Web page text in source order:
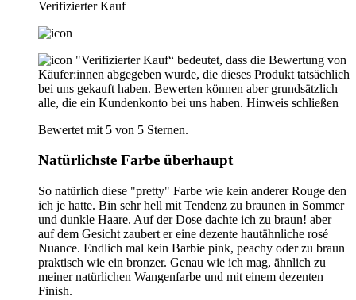
Verifizierter Kauf
"Verifizierter Kauf“ bedeutet, dass die Bewertung von
Käufer:innen abgegeben wurde, die dieses Produkt tatsächlich
bei uns gekauft haben. Bewerten können aber grundsätzlich
alle, die ein Kundenkonto bei uns haben. Hinweis schließen
Bewertet mit 5 von 5 Sternen.
Natürlichste Farbe überhaupt
So natürlich diese "pretty" Farbe wie kein anderer Rouge den
ich je hatte. Bin sehr hell mit Tendenz zu braunen in Sommer
und dunkle Haare. Auf der Dose dachte ich zu braun! aber
auf dem Gesicht zaubert er eine dezente hautähnliche rosé
Nuance. Endlich mal kein Barbie pink, peachy oder zu braun
praktisch wie ein bronzer. Genau wie ich mag, ähnlich zu
meiner natürlichen Wangenfarbe und mit einem dezenten
Finish.